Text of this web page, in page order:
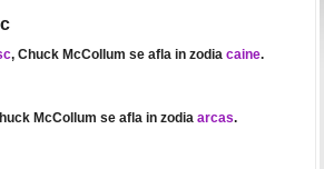
, Chuck McCollum se afla in zodia caine.
McCollum se afla in zodia arcas.